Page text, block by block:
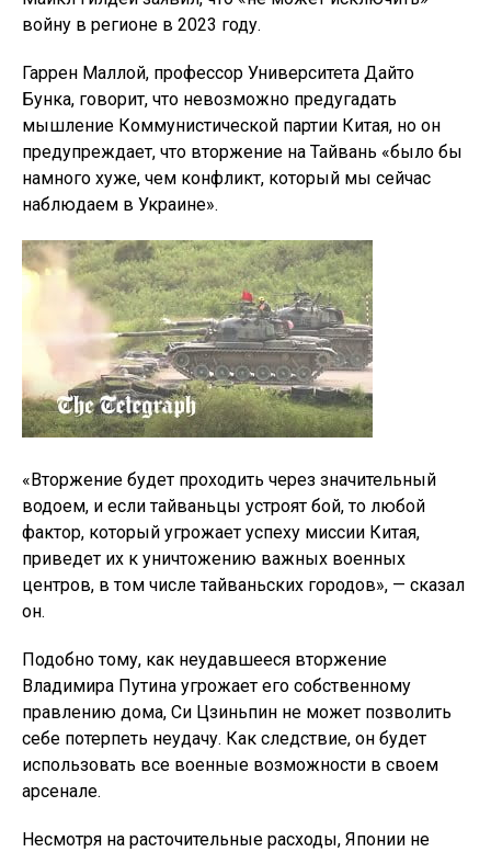
войну в регионе в 2023 году.
Гаррен Маллой, профессор Университета Дайто
Бунка, говорит, что невозможно предугадать
мышление Коммунистической партии Китая, но он
предупреждает, что вторжение на Тайвань «было бы
намного хуже, чем конфликт, который мы сейчас
наблюдаем в Украине».
«Вторжение будет проходить через значительный
водоем, и если тайваньцы устроят бой, то любой
фактор, который угрожает успеху миссии Китая,
приведет их к уничтожению важных военных
центров, в том числе тайваньских городов», — сказал
он.
Подобно тому, как неудавшееся вторжение
Владимира Путина угрожает его собственному
правлению дома, Си Цзиньпин не может позволить
себе потерпеть неудачу. Как следствие, он будет
использовать все военные возможности в своем
арсенале.
Несмотря на расточительные расходы, Японии не